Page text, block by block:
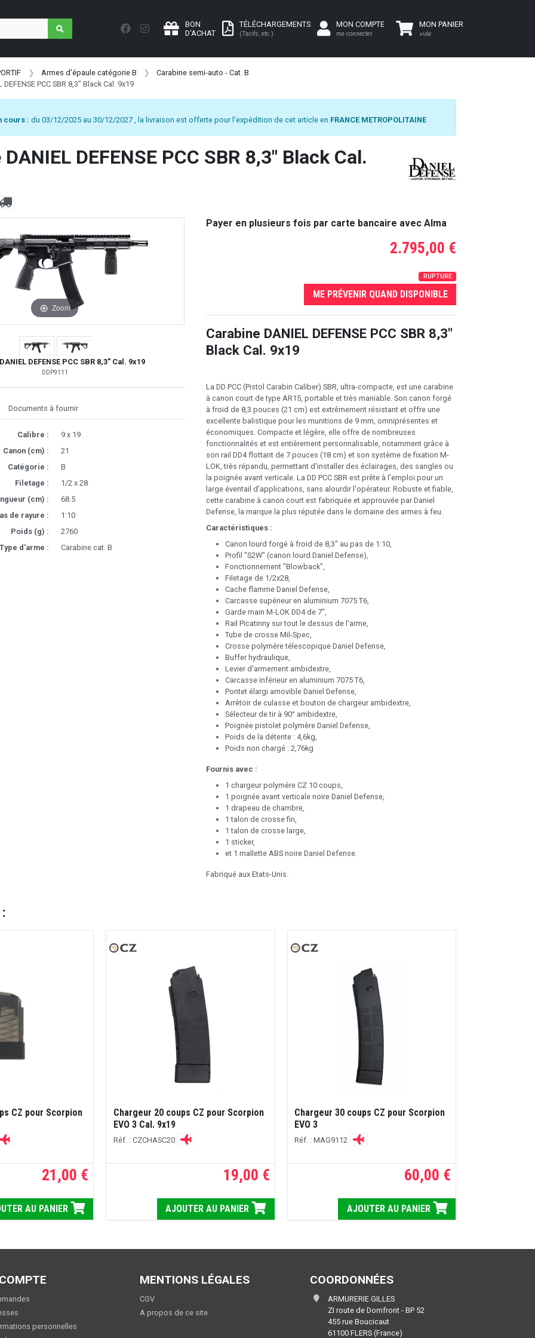
BON
D'ACHAT
TÉLÉCHARGEMENTS
(Tarifs, etc.)
MON COMPTE
me connecter
MON PANIER
vide
Armes d'épaule catégorie B
Carabine semi-auto - Cat. B
PCC SBR 8,3" Black Cal. 9x19
cours : du 03/12/2025 au 30/12/2027 , la livraison est offerte pour l'expédition de cet article en FRANCE METROPOLITAINE
DEFENSE PCC SBR 8,3" Black Cal.
Zoom
DEFENSE PCC SBR 8,3" Cal. 9x19
DDP9111
Documents à fournir
Calibre :
9 x 19
Canon (cm) :
21
Catégorie :
B
Filetage :
1/2 x 28
(cm) :
68.5
de rayure :
1:10
Poids (g) :
2760
Type d'arme :
Carabine cat. B
Payer en plusieurs fois par carte bancaire avec Alma
2.795,00 €
RUPTURE
ME PRÉVENIR QUAND DISPONIBLE
Carabine DANIEL DEFENSE PCC SBR 8,3"
Black Cal. 9x19
La DD PCC (Pistol Carabin Caliber) SBR, ultra-compacte, est une carabine
à canon court de type AR15, portable et très maniable. Son canon forgé
à froid de 8,3 pouces (21 cm) est extrêmement résistant et offre une
excellente balistique pour les munitions de 9 mm, omniprésentes et
économiques. Compacte et légère, elle offre de nombreuses
fonctionnalités et est entièrement personnalisable, notamment grâce à
son rail DD4 flottant de 7 pouces (18 cm) et son système de fixation M-
LOK, très répandu, permettant d'installer des éclairages, des sangles ou
la poignée avant verticale. La DD PCC SBR est prête à l'emploi pour un
large éventail d'applications, sans alourdir l'opérateur. Robuste et fiable,
cette carabine à canon court est fabriquée et approuvée par Daniel
Defense, la marque la plus réputée dans le domaine des armes à feu.
Caractéristiques :
Canon lourd forgé à froid de 8,3" au pas de 1:10,
Profil "S2W" (canon lourd Daniel Defense),
Fonctionnement "Blowback",
Filetage de 1/2x28,
Cache flamme Daniel Defense,
Carcasse supérieur en aluminium 7075 T6,
Garde main M-LOK DD4 de 7",
Rail Picatinny sur tout le dessus de l'arme,
Tube de crosse Mil-Spec,
Crosse polymère télescopique Daniel Defense,
Buffer hydraulique,
Levier d'armement ambidextre,
Carcasse inférieur en aluminium 7075 T6,
Pontet élargi amovible Daniel Defense,
Arrêtoir de culasse et bouton de chargeur ambidextre,
Sélecteur de tir à 90° ambidextre,
Poignée pistolet polymère Daniel Defense,
Poids de la détente : 4,6kg,
Poids non chargé : 2,76kg
Fournis avec :
1 chargeur polymère CZ 10 coups,
1 poignée avant verticale noire Daniel Defense,
1 drapeau de chambre,
1 talon de crosse fin,
1 talon de crosse large,
1 sticker,
et 1 mallette ABS noire Daniel Defense.
Fabriqué aux Etats-Unis.
CZ pour Scorpion
21,00 €
AU PANIER
Chargeur 20 coups CZ pour Scorpion
EVO 3 Cal. 9x19
Réf. : CZCHASC20
19,00 €
AJOUTER AU PANIER
Chargeur 30 coups CZ pour Scorpion
EVO 3
Réf. : MAG9112
60,00 €
AJOUTER AU PANIER
personnelles
MENTIONS LÉGALES
CGV
A propos de ce site
COORDONNÉES
ARMURERIE GILLES
ZI route de Domfront - BP 52
455 rue Boucicaut
61100 FLERS (France)